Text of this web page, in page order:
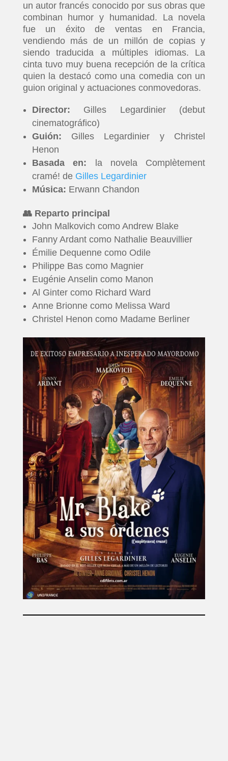
un autor francés conocido por sus obras que
combinan humor y humanidad. La novela
fue un éxito de ventas en Francia,
vendiendo más de un millón de copias y
siendo traducida a múltiples idiomas.​ La
cinta tuvo muy buena recepción de la crítica
quien la destacó como una comedia con un
guion original y actuaciones conmovedoras.
Director: Gilles Legardinier (debut
cinematográfico)
Guión: Gilles Legardinier y Christel
Henon
Basada en: la novela Complètement
cramé! de Gilles Legardinier
Música: Erwann Chandon
👥 Reparto principal
John Malkovich como Andrew Blake
Fanny Ardant como Nathalie Beauvillier
Émilie Dequenne como Odile
Philippe Bas como Magnier
Eugénie Anselin como Manon
Al Ginter como Richard Ward
Anne Brionne como Melissa Ward
Christel Henon como Madame Berliner​